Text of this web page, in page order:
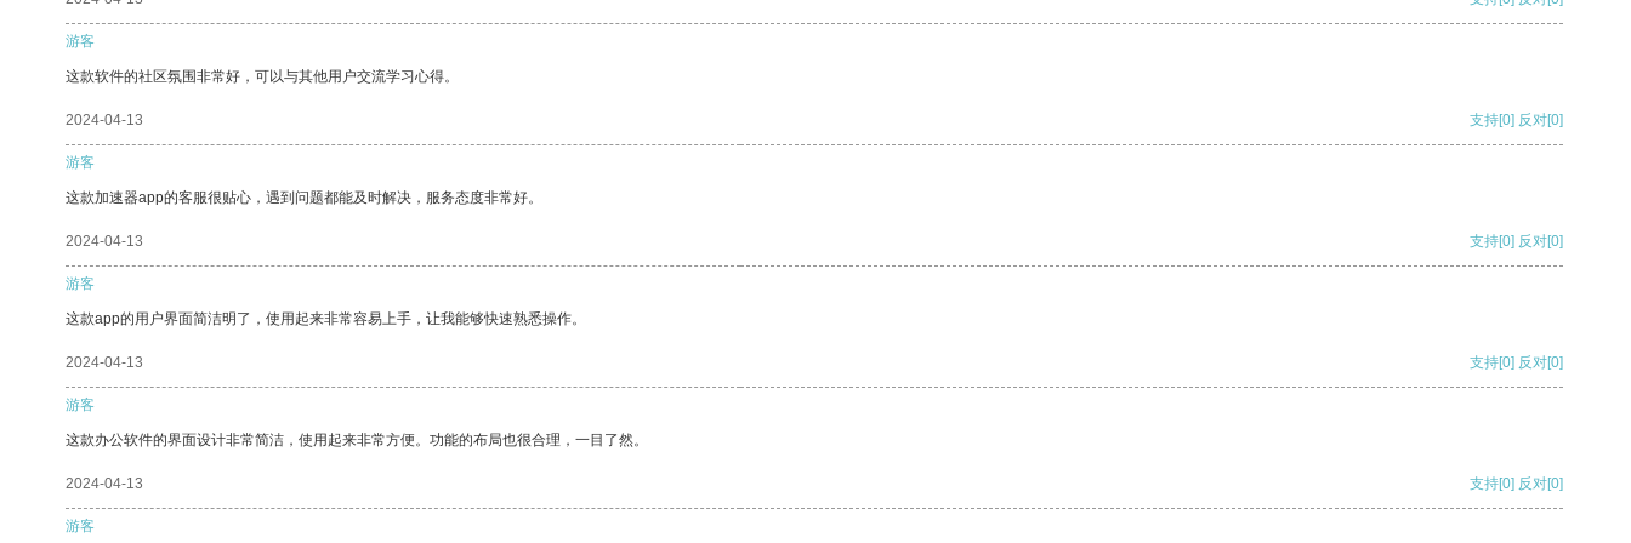
游客
这款软件的社区氛围非常好，可以与其他用户交流学习心得。
2024-04-13 支持[0] 反对[0]
游客
这款加速器app的客服很贴心，遇到问题都能及时解决，服务态度非常好。
2024-04-13 支持[0] 反对[0]
游客
这款app的用户界面简洁明了，使用起来非常容易上手，让我能够快速熟悉操作。
2024-04-13 支持[0] 反对[0]
游客
这款办公软件的界面设计非常简洁，使用起来非常方便。功能的布局也很合理，一目了然。
2024-04-13 支持[0] 反对[0]
游客